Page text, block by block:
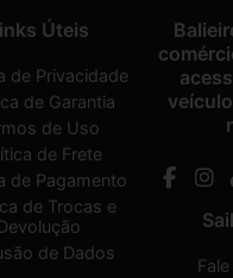
Úteis
de Privacidade
de Garantia
de Uso
de Frete
de Pagamento
de Trocas e
de Dados